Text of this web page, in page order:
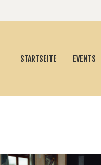
STARTSEITE EVENTS